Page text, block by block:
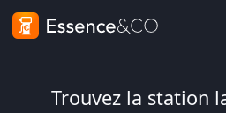
Trouvez la station